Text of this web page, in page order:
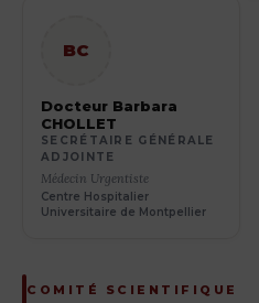
BC
Docteur Barbara
CHOLLET
SECRÉTAIRE GÉNÉRALE
ADJOINTE
Médecin Urgentiste
Centre Hospitalier
Universitaire de Montpellier
COMITÉ SCIENTIFIQUE